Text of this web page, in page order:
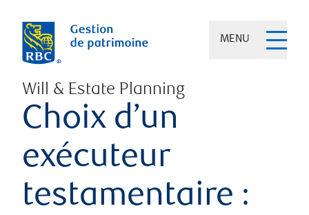
MENU
Will & Estate Planning
Choix d’un
exécuteur
testamentaire :